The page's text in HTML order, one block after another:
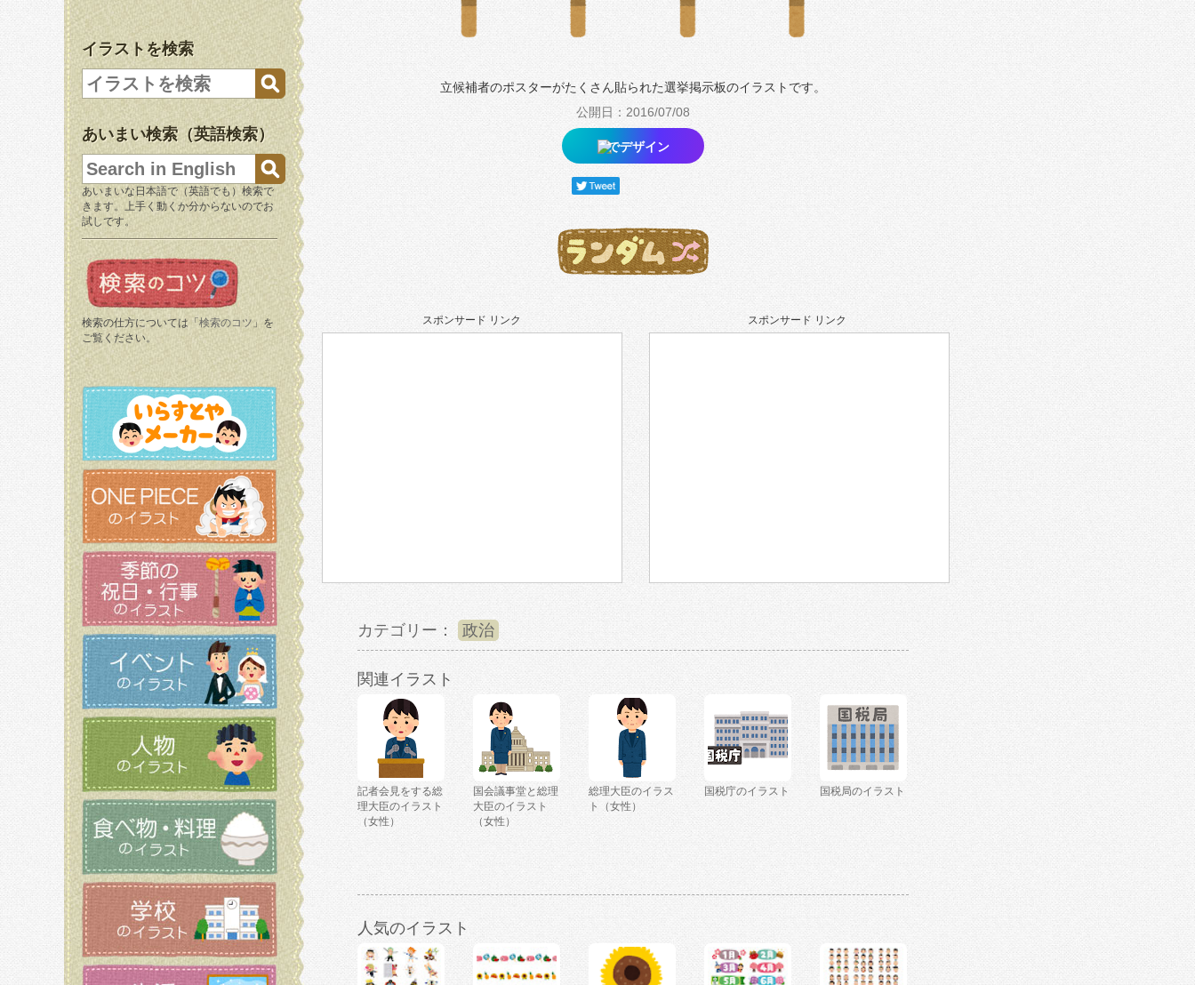
イラストを検索
あいまい検索（英語検索）
あいまいな日本語で（英語でも）検索で
きます。上手く動くか分からないのでお
試しです。
検索の仕方については「 検索のコツ 」を
ご覧ください。
立候補者のポスターがたくさん貼られた選挙掲示板のイラストです。
公開日：2016/07/08
でデザイン
スポンサード リンク スポンサード リンク
カテゴリー： 政治
関連イラスト
記者会見をする総
理大臣のイラスト
（女性）
国会議事堂と総理
大臣のイラスト
（女性）
総理大臣のイラス
ト（女性）
国税庁のイラスト 国税局のイラスト
人気のイラスト